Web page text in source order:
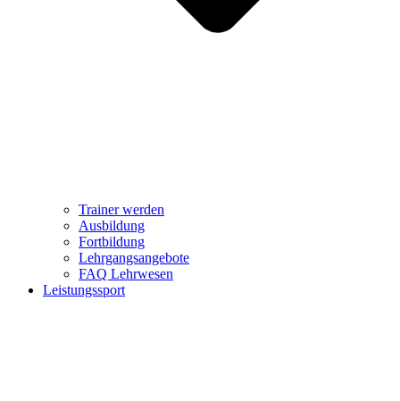
Trainer werden
Ausbildung
Fortbildung
Lehrgangsangebote
FAQ Lehrwesen
Leistungssport